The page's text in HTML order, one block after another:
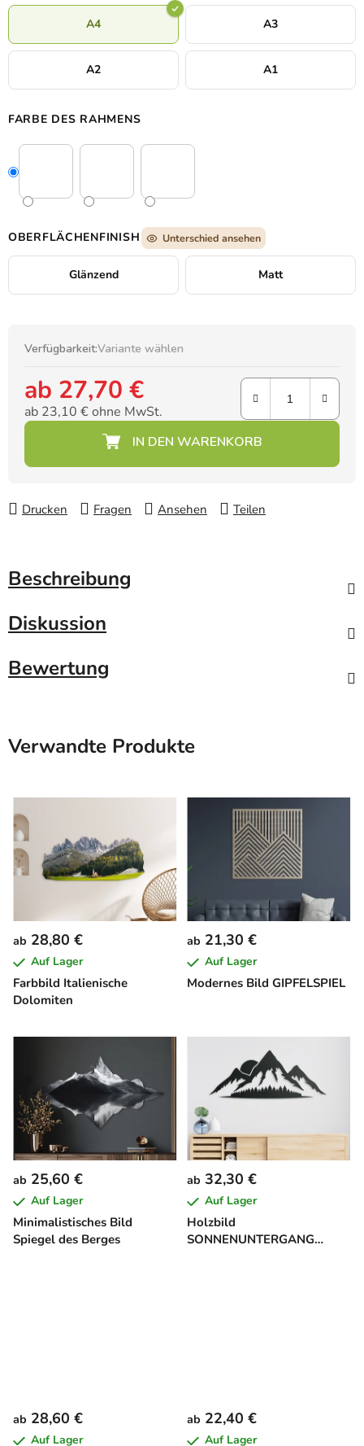
A4 A3
A2 A1
FARBE DES RAHMENS
OBERFLÄCHENFINISH Unterschied ansehen
Glänzend Matt
Verfügbarkeit:Variante wählen
ab 27,70 €
ab 23,10 €ohne MwSt.
Drucken Fragen Ansehen Teilen
Beschreibung
Diskussion
Bewertung
Verwandte Produkte
Farbbild Italienische
Dolomiten
ab 28,80 €
Auf Lager
Modernes Bild GIPFELSPIEL
ab 21,30 €
Auf Lager
Minimalistisches Bild
Spiegel des Berges
ab 25,60 €
Auf Lager
Holzbild
SONNENUNTERGANG
ab 32,30 €
Auf Lager
ab 28,60 €
Auf Lager
ab 22,40 €
Auf Lager